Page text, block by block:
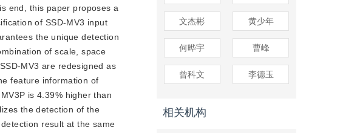
end, this paper proposes a
of SSD-MV3 input
the unique detection
of scale, space
MV3 are redesigned as
feature information of
is 4.39% higher than
the detection of the
result at the same
文杰彬 黄少年
何晔宇 曹峰
曾科文 李德玉
相关机构